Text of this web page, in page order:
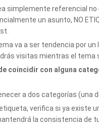
simplemente referencial
un asunto, NO
va a ser tendencia por
visitas mientras el tema
coincidir con alguna
a dos categorías (una
verifica si ya existe
la consistencia de